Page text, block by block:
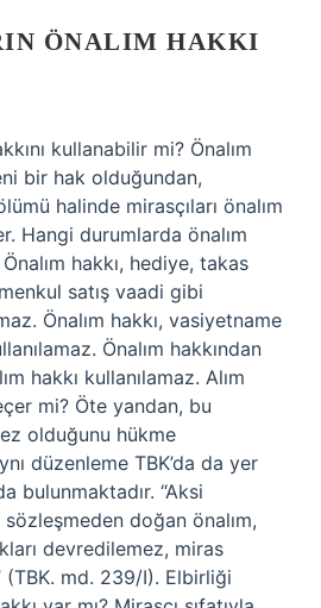
ÖNALIM HAKKI
kullanabilir mi? Önalım
bir hak olduğundan,
halinde mirasçıları önalım
Hangi durumlarda önalım
hakkı, hediye, takas
satış vaadi gibi
Önalım hakkı, vasiyetname
Önalım hakkından
hakkı kullanılamaz. Alım
mi? Öte yandan, bu
olduğunu hükme
düzenleme TBK’da da yer
bulunmaktadır. “Aksi
sözleşmeden doğan önalım,
devredilemez, miras
md. 239/I). Elbirliği